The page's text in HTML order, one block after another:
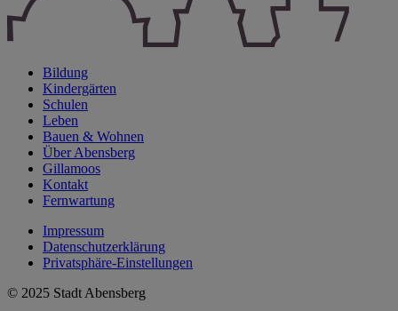
Bildung
Kindergärten
Schulen
Leben
Bauen & Wohnen
Über Abensberg
Gillamoos
Kontakt
Fernwartung
Impressum
Datenschutzerklärung
Privatsphäre-Einstellungen
© 2025 Stadt Abensberg